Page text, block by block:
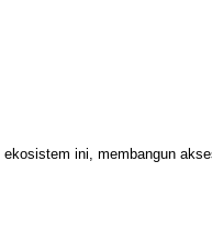
ini, membangun